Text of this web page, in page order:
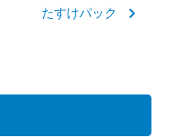
たすけパック